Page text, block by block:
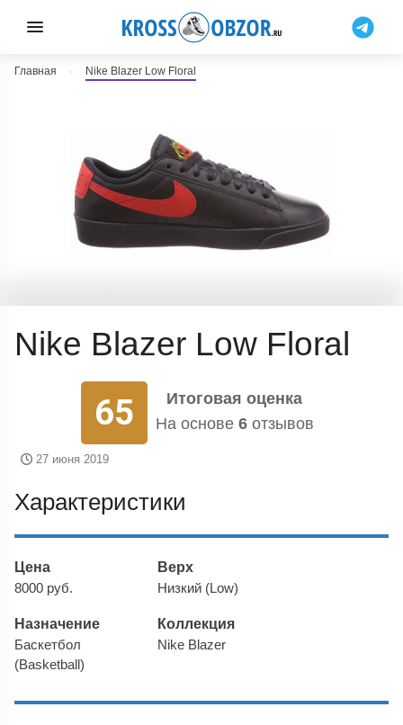
Главная Nike Blazer Low Floral
Nike Blazer Low Floral
65
Итоговая оценка
На основе 6отзывов
27 июня 2019
Характеристики
Цена
8000 руб.
Верх
Низкий (Low)
Назначение
Баскетбол
(Basketball)
Коллекция
Nike Blazer